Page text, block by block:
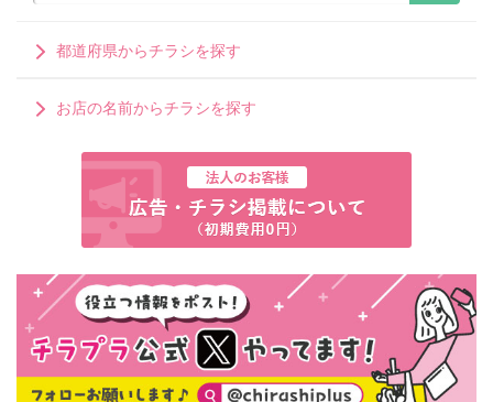
都道府県からチラシを探す
お店の名前からチラシを探す